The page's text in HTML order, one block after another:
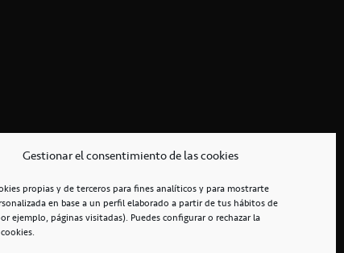
Gestionar el consentimiento de las cookies
propias y de terceros para fines analíticos y para mostrarte
en base a un perfil elaborado a partir de tus hábitos de
ejemplo, páginas visitadas). Puedes configurar o rechazar la